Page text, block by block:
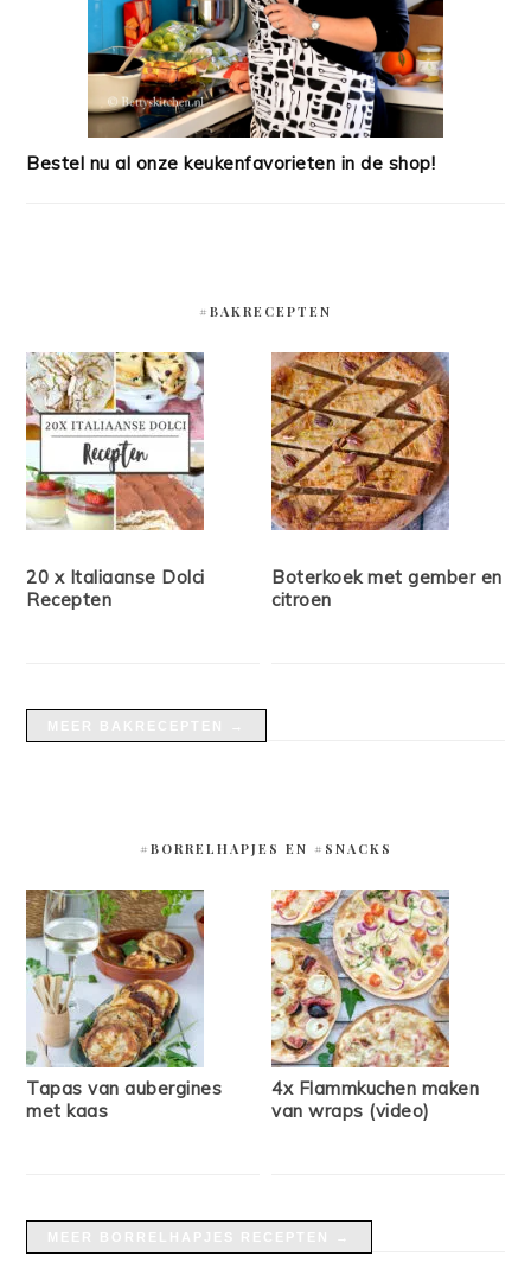
Bestel nu al onze keukenfavorieten in de shop!
#BAKRECEPTEN
20 x Italiaanse Dolci
Recepten
Boterkoek met gember en
citroen
#BORRELHAPJES EN #SNACKS
Tapas van aubergines
met kaas
4x Flammkuchen maken
van wraps (video)